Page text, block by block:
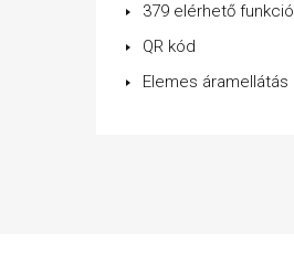
379 elérhető funkció
QR kód
Elemes áramellátás